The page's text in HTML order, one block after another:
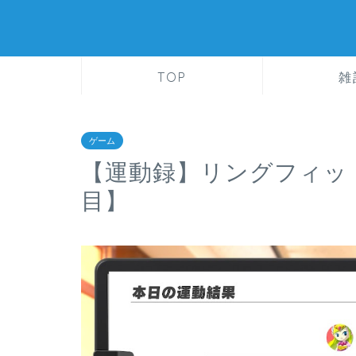
TOP 雑
ゲーム
【運動録】リングフィ
目】